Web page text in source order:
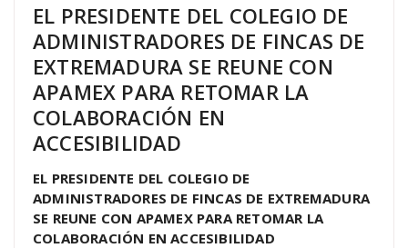
EL PRESIDENTE DEL COLEGIO DE
ADMINISTRADORES DE FINCAS DE
EXTREMADURA SE REUNE CON
APAMEX PARA RETOMAR LA
COLABORACIÓN EN
ACCESIBILIDAD
EL PRESIDENTE DEL COLEGIO DE
ADMINISTRADORES DE FINCAS DE EXTREMADURA
SE REUNE CON APAMEX PARA RETOMAR LA
COLABORACIÓN EN ACCESIBILIDAD